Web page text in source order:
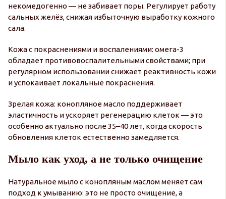
некомедогенно — не забивает поры. Регулирует работу
сальных желёз, снижая избыточную выработку кожного
сала.
Кожа с покраснениями и воспалениями: омега-3
обладает противовоспалительными свойствами; при
регулярном использовании снижает реактивность кожи
и успокаивает локальные покраснения.
Зрелая кожа: конопляное масло поддерживает
эластичность и ускоряет регенерацию клеток — это
особенно актуально после 35–40 лет, когда скорость
обновления клеток естественно замедляется.
Мыло как уход, а не только очищение
Натуральное мыло с конопляным маслом меняет сам
подход к умыванию: это не просто очищение, а